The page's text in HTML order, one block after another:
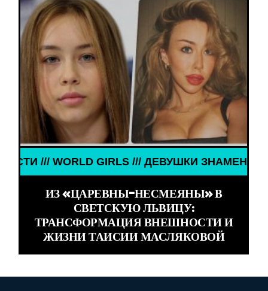
ЗНАМЕНИТОСТИ /// WORLD GIRLS ///
ИЗ «ЦАРЕВНЫ-НЕСМЕЯНЫ» В
СВЕТСКУЮ ЛЬВИЦУ:
ТРАНСФОРМАЦИЯ ВНЕШНОСТИ И
ЖИЗНИ ТАИСИИ МАСЛЯКОВОЙ